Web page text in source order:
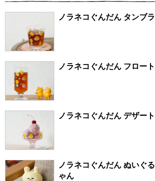
ノラネコぐん
ノラネコぐん
ノラネコぐんだん ぬいぐ
ゃん